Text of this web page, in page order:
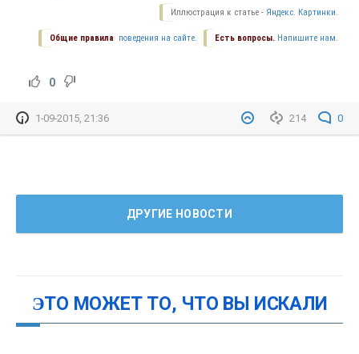
Иллюстрация к статье - Яндекс. Картинки.
Есть вопросы. Напишите нам.
Общие правила поведения на сайте.
0
214 0
1-09-2015, 21:36
ДРУГИЕ НОВОСТИ
ЭТО МОЖЕТ ТО, ЧТО ВЫ ИСКАЛИ